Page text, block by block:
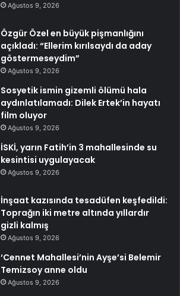
Ağustos 9, 2026
Özgür Özel en büyük pişmanlığını
açıkladı: “Ellerim kırılsaydı da aday
göstermeseydim”
Ağustos 9, 2026
Sosyetik ismin gizemli ölümü hala
aydınlatılamadı: Dilek Ertek’in hayatı
film oluyor
Ağustos 9, 2026
İSKİ, yarın Fatih’in 3 mahallesinde su
kesintisi uygulayacak
Ağustos 9, 2026
İnşaat kazısında tesadüfen keşfedildi:
Toprağın iki metre altında yıllardır
gizli kalmış
Ağustos 9, 2026
‘Cennet Mahallesi’nin Ayşe’si Belemir
Temizsoy anne oldu
Ağustos 9, 2026